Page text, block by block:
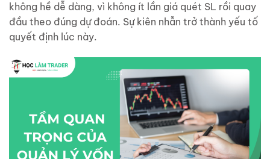
không hề dễ dàng, vì không ít lần giá quét SL rồi quay
đầu theo đúng dự đoán. Sự kiên nhẫn trở thành yếu tố
quyết định lúc này.